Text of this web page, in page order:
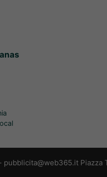
Piazza